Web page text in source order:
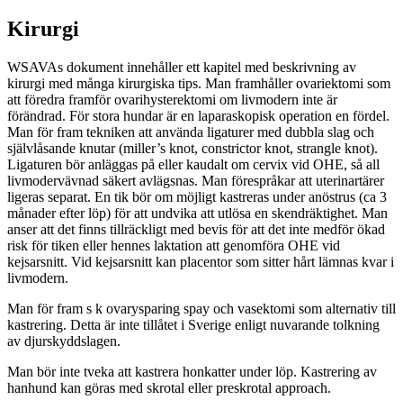
Kirurgi
WSAVAs dokument innehåller ett kapitel med beskrivning av
kirurgi med många kirurgiska tips. Man framhåller ovariektomi som
att föredra framför ovarihysterektomi om livmodern inte är
förändrad. För stora hundar är en laparaskopisk operation en fördel.
Man för fram tekniken att använda ligaturer med dubbla slag och
självlåsande knutar (miller’s knot, constrictor knot, strangle knot).
Ligaturen bör anläggas på eller kaudalt om cervix vid OHE, så all
livmodervävnad säkert avlägsnas. Man förespråkar att uterinartärer
ligeras separat. En tik bör om möjligt kastreras under anöstrus (ca 3
månader efter löp) för att undvika att utlösa en skendräktighet. Man
anser att det finns tillräckligt med bevis för att det inte medför ökad
risk för tiken eller hennes laktation att genomföra OHE vid
kejsarsnitt. Vid kejsarsnitt kan placentor som sitter hårt lämnas kvar i
livmodern.
Man för fram s k ovarysparing spay och vasektomi som alternativ till
kastrering. Detta är inte tillåtet i Sverige enligt nuvarande tolkning
av djurskyddslagen.
Man bör inte tveka att kastrera honkatter under löp. Kastrering av
hanhund kan göras med skrotal eller preskrotal approach.